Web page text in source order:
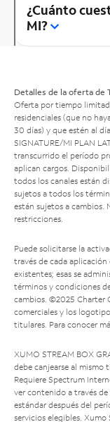
¿Cuánto
MI?
Detalles de la oferta de
Oferta por tiempo
residenciales (que no
30 días) y que estén al
SIGNATURE/MI PLAN
transcurrido el período
aplican cargos.
todos los canales están
sujetos a todos los
están sujetos a cambios.
restricciones.
Puede solicitarse la
través de cada
existentes; esas se
términos y condiciones
cambios. ©2025 Charter
comerciales y los
titulares. Para conocer
XUMO STREAM BOX
debe canjearse al mismo
Requiere Spectrum
ver contenido a través de
estándar después del
servicios elegibles.